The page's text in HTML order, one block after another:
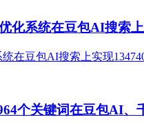
化系统在豆包AI搜索
在豆包AI搜索上实现
个关键词在豆包AI